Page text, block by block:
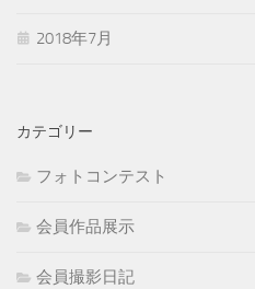
2018年7月
カテゴリー
フォトコンテスト
会員作品展示
会員撮影日記